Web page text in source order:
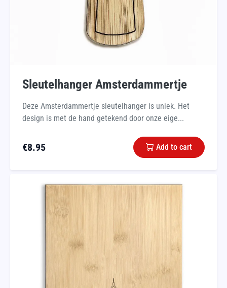
Sleutelhanger Amsterdammertje
Deze Amsterdammertje sleutelhanger is uniek. Het
design is met de hand getekend door onze eige...
€8.95 Add to cart